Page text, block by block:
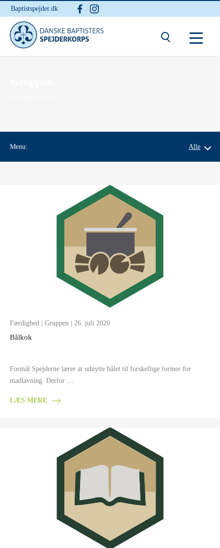
Baptistspejder.dk
Du er her:
Menu: Alle
Færdighed Gruppen | 26. juli 2020
Bålkok
Formål Spejderne lærer at udnytte bålet til forskellige former for
madlavning. Derfor …
LÆS MERE